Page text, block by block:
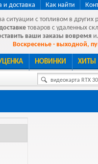
и доставка Как найти
ситуации с топливом в других
товаров с удаленных
ваши заказы вовремя
Воскресенье - выходной,
НОВИНКИ ХИТЫ
видеокарта RTX